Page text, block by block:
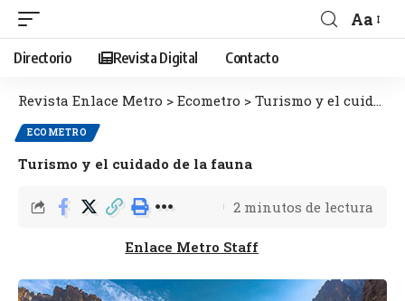
Aa
Directorio Revista Digital Contacto
Revista Enlace Metro > Ecometro > Turismo y el cuidado de la fauna
ECOMETRO
Turismo y el cuidado de la fauna
Enlace Metro Staff
2 minutos de lectura